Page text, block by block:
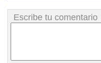
Escribe tu comentario